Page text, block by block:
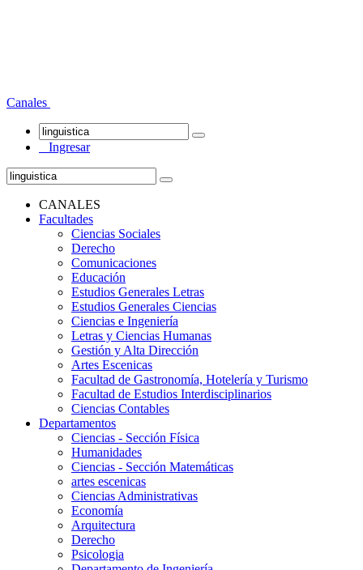
Canales
Ingresar
CANALES
Facultades
Ciencias Sociales
Derecho
Comunicaciones
Educación
Estudios Generales Letras
Estudios Generales Ciencias
Ciencias e Ingeniería
Letras y Ciencias Humanas
Gestión y Alta Dirección
Artes Escenicas
Facultad de Gastronomía, Hotelería y Turismo
Facultad de Estudios Interdisciplinarios
Ciencias Contables
Departamentos
Ciencias - Sección Física
Humanidades
Ciencias - Sección Matemáticas
artes escenicas
Ciencias Administrativas
Economía
Arquitectura
Derecho
Psicologia